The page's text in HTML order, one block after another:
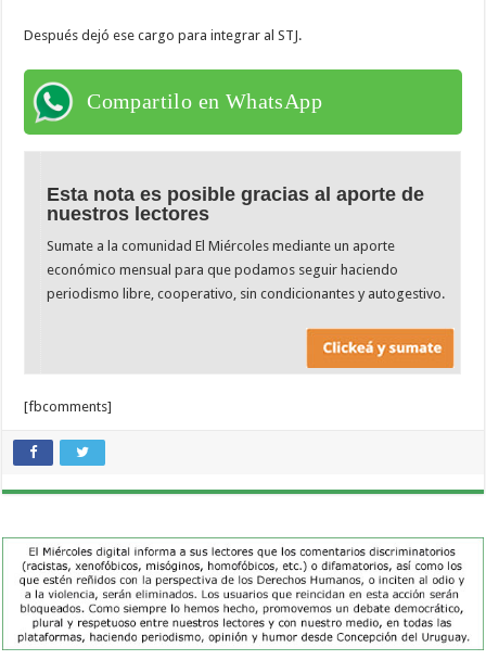
Después dejó ese cargo para integrar al STJ.
Compartilo en WhatsApp
Esta nota es posible gracias al aporte de
nuestros lectores
Sumate a la comunidad El Miércoles mediante un aporte
económico mensual para que podamos seguir haciendo
periodismo libre, cooperativo, sin condicionantes y autogestivo.
[fbcomments]